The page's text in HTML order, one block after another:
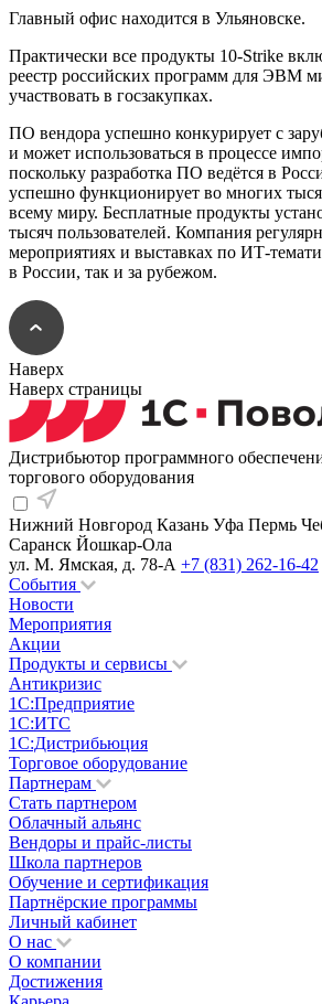
Главный офис находится в Ульяновске.
Практически все продукты 10-Strike
реестр российских программ для ЭВМ
участвовать в госзакупках.
ПО вендора успешно конкурирует с
и может использоваться в процессе
поскольку разработка ПО ведётся в
успешно функционирует во многих
всему миру. Бесплатные продукты
тысяч пользователей. Компания
мероприятиях и выставках по ИТ-
в России, так и за рубежом.
Наверх
Наверх страницы
Дистрибьютор программного
торгового оборудования
Нижний Новгород Казань Уфа Пермь
Саранск Йошкар-Ола
ул. М. Ямская, д. 78-А +7 (831) 262-16-42
События
Новости
Мероприятия
Акции
Продукты и сервисы
Антикризис
1С:Предприятие
1С:ИТС
1С:Дистрибьюция
Торговое оборудование
Партнерам
Стать партнером
Облачный альянс
Вендоры и прайс-листы
Школа партнеров
Обучение и сертификация
Партнёрские программы
Личный кабинет
О нас
О компании
Достижения